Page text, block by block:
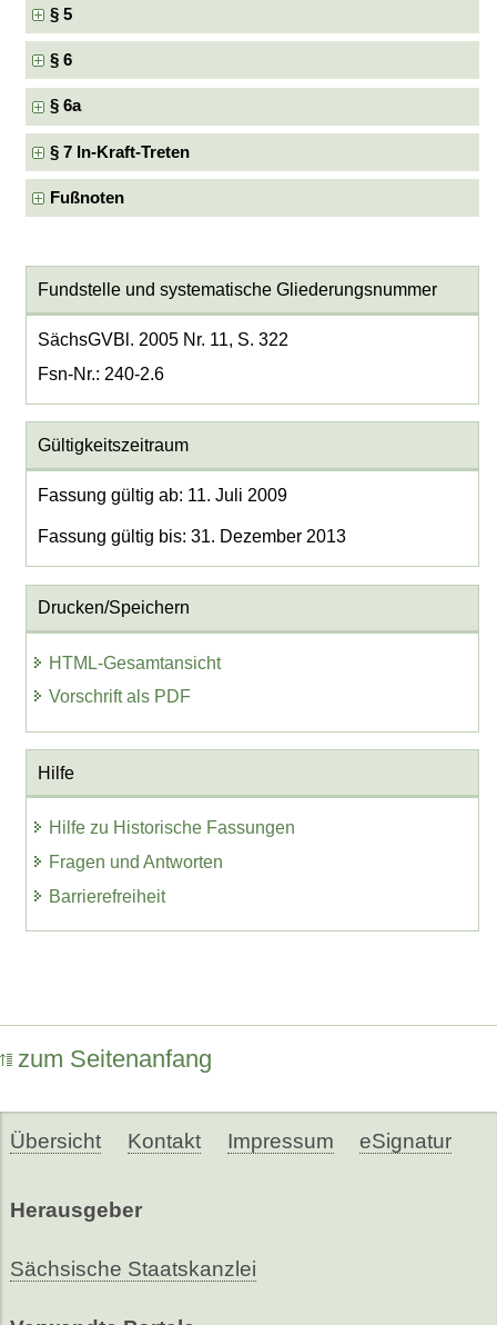
§ 5
§ 6
§ 6a
§ 7 In-Kraft-Treten
Fußnoten
Fundstelle und systematische Gliederungsnummer
SächsGVBl. 2005 Nr. 11, S. 322
Fsn-Nr.: 240-2.6
Gültigkeitszeitraum
Fassung gültig ab: 11. Juli 2009
Fassung gültig bis: 31. Dezember 2013
Drucken/Speichern
HTML-Gesamtansicht
Vorschrift als PDF
Hilfe
Hilfe zu Historische Fassungen
Fragen und Antworten
Barrierefreiheit
zum Seitenanfang
Übersicht Kontakt Impressum eSignatur
Herausgeber
Sächsische Staatskanzlei